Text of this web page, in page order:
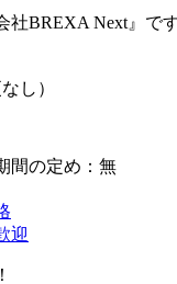
社BREXA Next』で
し）
間の定め：無
迎